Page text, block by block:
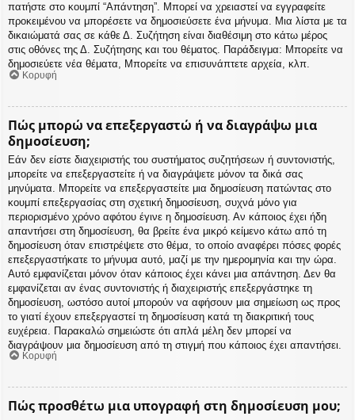
πατήστε στο κουμπί “Απάντηση”. Μπορεί να χρειαστεί να εγγραφείτε
προκειμένου να μπορέσετε να δημοσιεύσετε ένα μήνυμα. Μια λίστα με τα
δικαιώματά σας σε κάθε Δ. Συζήτηση είναι διαθέσιμη στο κάτω μέρος
στις οθόνες της Δ. Συζήτησης και του θέματος. Παράδειγμα: Μπορείτε να
δημοσιεύετε νέα θέματα, Μπορείτε να επισυνάπτετε αρχεία, κλπ.
Κορυφή
Πώς μπορώ να επεξεργαστώ ή να διαγράψω μια
δημοσίευση;
Εάν δεν είστε διαχειριστής του συστήματος συζητήσεων ή συντονιστής,
μπορείτε να επεξεργαστείτε ή να διαγράψετε μόνον τα δικά σας
μηνύματα. Μπορείτε να επεξεργαστείτε μια δημοσίευση πατώντας στο
κουμπί επεξεργασίας στη σχετική δημοσίευση, συχνά μόνο για
περιορισμένο χρόνο αφότου έγινε η δημοσίευση. Αν κάποιος έχει ήδη
απαντήσει στη δημοσίευση, θα βρείτε ένα μικρό κείμενο κάτω από τη
δημοσίευση όταν επιστρέψετε στο θέμα, το οποίο αναφέρει πόσες φορές
επεξεργαστήκατε το μήνυμα αυτό, μαζί με την ημερομηνία και την ώρα.
Αυτό εμφανίζεται μόνον όταν κάποιος έχει κάνει μια απάντηση. Δεν θα
εμφανίζεται αν ένας συντονιστής ή διαχειριστής επεξεργάστηκε τη
δημοσίευση, ωστόσο αυτοί μπορούν να αφήσουν μια σημείωση ως προς
το γιατί έχουν επεξεργαστεί τη δημοσίευση κατά τη διακριτική τους
ευχέρεια. Παρακαλώ σημειώστε ότι απλά μέλη δεν μπορεί να
διαγράψουν μια δημοσίευση από τη στιγμή που κάποιος έχει απαντήσει.
Κορυφή
Πώς προσθέτω μια υπογραφή στη δημοσίευση μου;